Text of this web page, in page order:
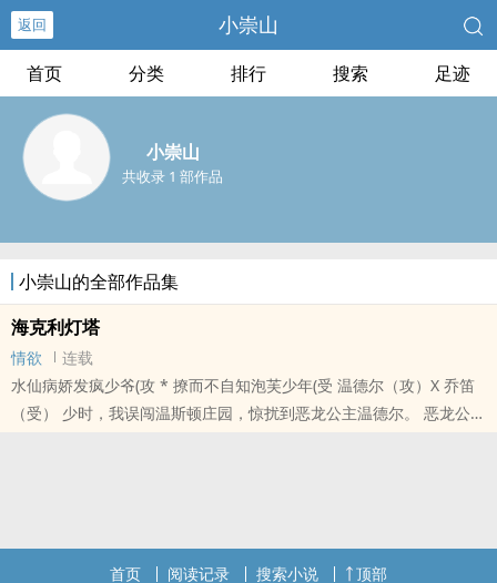
返回 小崇山
首页 分类 排行 搜索 足迹
小崇山
共收录 1 部作品
小崇山的全部作品集
海克利灯塔
情欲
连载
水仙病娇发疯少爷(攻 * 撩而不自知泡芙少年(受 温德尔（攻）X 乔笛
（受） 少时，我误闯温斯顿庄园，惊扰到恶龙公主温德尔。 恶龙公主
首页 阅读记录 搜索小说 顶部